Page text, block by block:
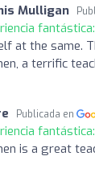
Mulligan
fantástica:
at the same.
a terrific
Publicada en
fantástica:
is a great